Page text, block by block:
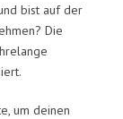
bist auf der
Die
um deinen